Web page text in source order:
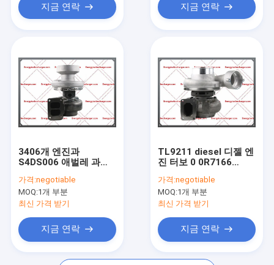
제품
회사 소개
공장 견학
소식
지금 연락 지금 연락
3406개 엔진과
S4DS006 애벌레 과급
178059R 196547R
313013 478059
496547 0R6333
가격:negotiable
MOQ:1개 부분
최신 가격 받기
지금 연락
TL9211 diesel 디젤 엔
진 터보 0 0R7166
가격:negotiable
MOQ:1개 부분
최신 가격 받기
지금 연락